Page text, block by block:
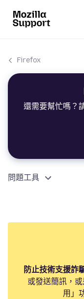
Firefox
還需要幫忙嗎？
問題工具
防止技術支援詐
或發送簡訊，
用」